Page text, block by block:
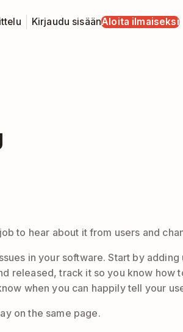
Kirjaudu sisäänAloita ilmaiseksi
to hear about it from users and
in your software. Start by
track it so you know how
when you can happily tell your
on the same page.